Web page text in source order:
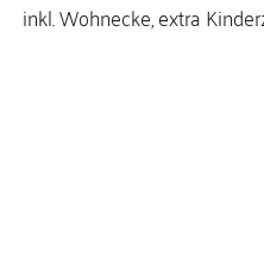
inkl. Wohnecke, extra